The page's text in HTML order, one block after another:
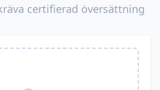
certifierad översättning